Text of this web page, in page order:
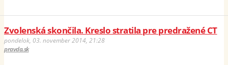
Zvolenská skončila. Kreslo stratila pre predražené CT
pondelok, 03. november 2014, 21:28
pravda.sk